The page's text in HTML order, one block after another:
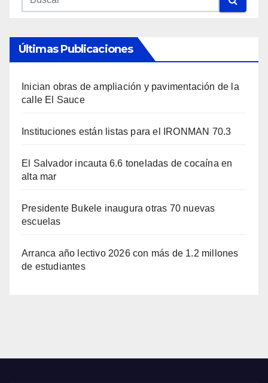
Últimas Publicaciones
Inician obras de ampliación y pavimentación de la
calle El Sauce
Instituciones están listas para el IRONMAN 70.3
El Salvador incauta 6.6 toneladas de cocaína en
alta mar
Presidente Bukele inaugura otras 70 nuevas
escuelas
Arranca año lectivo 2026 con más de 1.2 millones
de estudiantes